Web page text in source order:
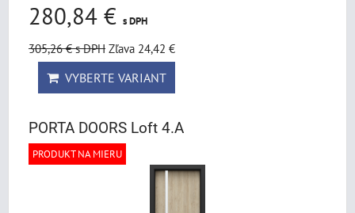
280,84 € s DPH
305,26 €s DPH Zľava 24,42 €
VYBERTE VARIANT
PORTA DOORS Loft 4.A
PRODUKT NA MIERU